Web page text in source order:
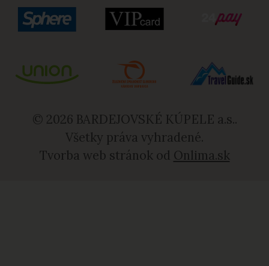
© 2026 BARDEJOVSKÉ KÚPELE a.s..
Všetky práva vyhradené.
Tvorba web stránok od Onlima.sk